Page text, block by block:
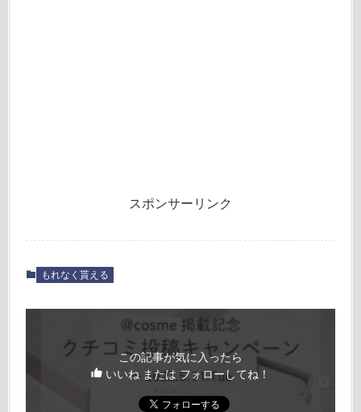
スポンサーリンク
もれなく貰える
この記事が気に入ったら
いいね または フォローしてね！